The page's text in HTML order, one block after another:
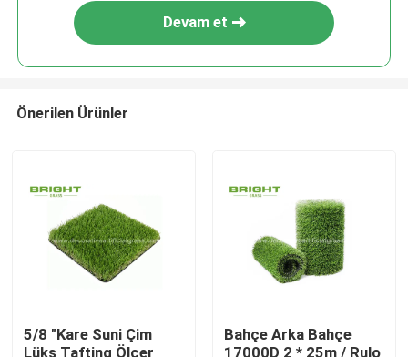
Devam et
Önerilen Ürünler
5/8 "Kare Suni Çim
Lüks Tafting Ölçer
Bahçe Arka Bahçe
17000D 2 * 25m / Rulo